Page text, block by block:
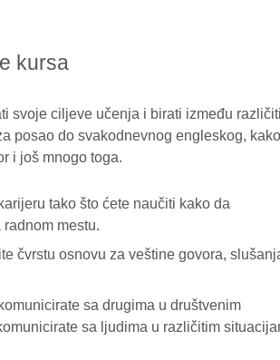
kursa
svoje ciljeve učenja i birati između
posao do svakodnevnog engleskog,
i još mnogo toga.
tako što ćete naučiti kako da
mestu.
čvrstu osnovu za veštine govora,
sa drugima u društvenim
sa ljudima u različitim